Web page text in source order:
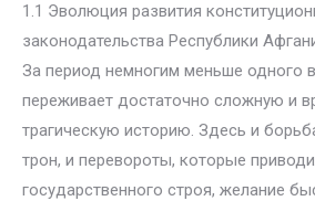
1.1 Эволюция развития
законодательства Республики
За период немногим меньше одного
переживает достаточно сложную и
трагическую историю. Здесь и
трон, и перевороты, которые
государственного строя, желание